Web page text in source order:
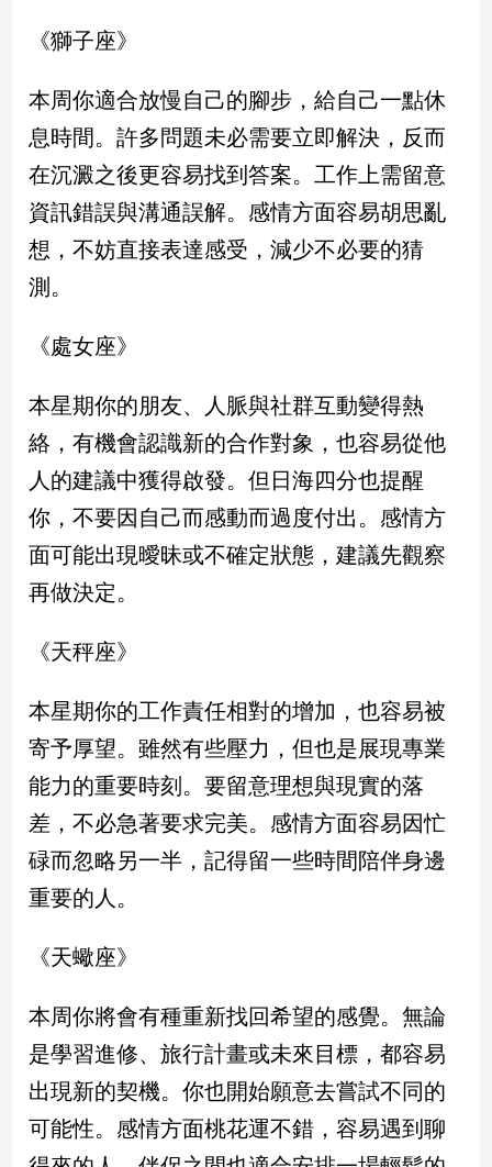
台
灣
觀
娛
樂
樂
星
流
行/
尚
追
星
活
建
築/
室
內
設
計
旅
遊/
美
星
命
理
消
費
健
康/
親
《獅子座》
本周你適合放慢自己的腳步，給自己一點休
息時間。許多問題未必需要立即解決，反而
在沉澱之後更容易找到答案。工作上需留意
資訊錯誤與溝通誤解。感情方面容易胡思亂
想，不妨直接表達感受，減少不必要的猜
測。
《處女座》
本星期你的朋友、人脈與社群互動變得熱
絡，有機會認識新的合作對象，也容易從他
人的建議中獲得啟發。但日海四分也提醒
你，不要因自己而感動而過度付出。感情方
面可能出現曖昧或不確定狀態，建議先觀察
再做決定。
《天秤座》
本星期你的工作責任相對的增加，也容易被
寄予厚望。雖然有些壓力，但也是展現專業
能力的重要時刻。要留意理想與現實的落
差，不必急著要求完美。感情方面容易因忙
碌而忽略另一半，記得留一些時間陪伴身邊
重要的人。
《天蠍座》
本周你將會有種重新找回希望的感覺。無論
是學習進修、旅行計畫或未來目標，都容易
出現新的契機。你也開始願意去嘗試不同的
可能性。感情方面桃花運不錯，容易遇到聊